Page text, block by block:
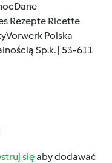
Dane
Rezepte Ricette
Vorwerk Polska
Sp.k. | 53-611
sięaby dodawać